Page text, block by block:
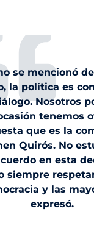
se mencionó
la política es
Nosotros
tenemos
que es la
Quirós. No
en esta
siempre
y las
expresó.